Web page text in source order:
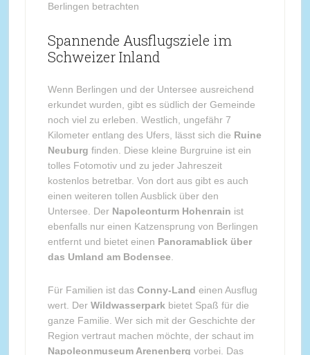
Berlingen betrachten
Spannende Ausflugsziele im
Schweizer Inland
Wenn Berlingen und der Untersee ausreichend
erkundet wurden, gibt es südlich der Gemeinde
noch viel zu erleben. Westlich, ungefähr 7
Kilometer entlang des Ufers, lässt sich die Ruine
Neuburg finden. Diese kleine Burgruine ist ein
tolles Fotomotiv und zu jeder Jahreszeit
kostenlos betretbar. Von dort aus gibt es auch
einen weiteren tollen Ausblick über den
Untersee. Der Napoleonturm Hohenrain ist
ebenfalls nur einen Katzensprung von Berlingen
entfernt und bietet einen Panoramablick über
das Umland am Bodensee
Für Familien ist das Conny-Land einen Ausflug
wert. Der Wildwasserpark bietet Spaß für die
ganze Familie. Wer sich mit der Geschichte der
Region vertraut machen möchte, der schaut im
Napoleonmuseum Arenenberg vorbei. Das